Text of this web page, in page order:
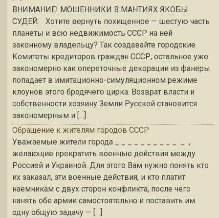
ВНИМАНИЕ! МОШЕННИКИ В МАНТИЯХ ЯКОБЫ
СУДЕЙ. Хотите вернуть похищенное — шестую часть
планеты и всю недвижимость СССР на ней
законному владельцу? Так создавайте городские
Комитеты кредиторов граждан СССР, остальное уже
закономерно как опереточные декорации из фанеры
попадает в имитационно-симуляционном режиме
клоунов этого бродячего цирка. Возврат власти и
собственности хозяину Земли Русской становится
закономерным и […]
Обращение к жителям городов СССР
Уважаемые жители города _ _ _ _ _ _ _ _ _ _ _ ,
желающие прекратить военные действия между
Россией и Украиной. Для этого Вам нужно понять кто
их заказал, эти военные действия, и кто платит
наёмникам с двух сторон конфликта, после чего
нанять обе армии самостоятельно и поставить им
одну общую задачу — […]